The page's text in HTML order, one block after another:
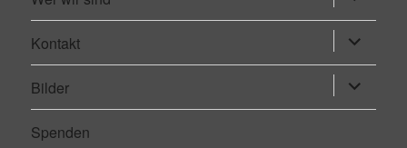
öffnen
Kontakt
öffnen
Bilder
öffnen
Spenden